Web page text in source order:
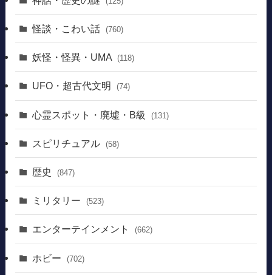
怪談・こわい話 (760)
妖怪・怪異・UMA (118)
UFO・超古代文明 (74)
心霊スポット・廃墟・B級 (131)
スピリチュアル (58)
歴史 (847)
ミリタリー (523)
エンターテインメント (662)
ホビー (702)